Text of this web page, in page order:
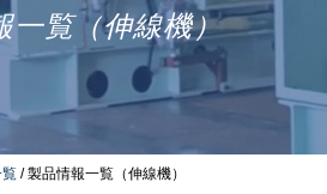
一覧（伸線機）
/製品情報一覧（伸線機）